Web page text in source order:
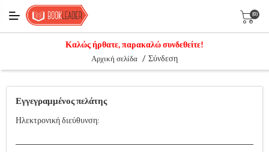
(0)
Καλώς ήρθατε, παρακαλώ συνδεθείτε!
Αρχική σελίδα / Σύνδεση
Εγγεγραμμένος πελάτης
Ηλεκτρονική διεύθυνση: